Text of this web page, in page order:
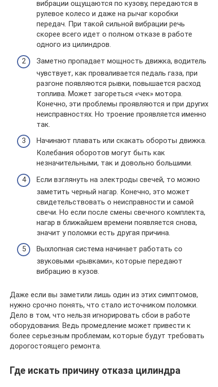
вибрации ощущаются по кузову, передаются в
рулевое колесо и даже на рычаг коробки
передач. При такой сильной вибрации речь
скорее всего идет о полном отказе в работе
одного из цилиндров.
Заметно пропадает мощность движка, водитель
чувствует, как проваливается педаль газа, при
разгоне появляются рывки, повышается расход
топлива. Может загореться «чек» мотора.
Конечно, эти проблемы проявляются и при других
неисправностях. Но троение проявляется именно
так.
Начинают плавать или скакать обороты движка.
Колебания оборотов могут быть как
незначительными, так и довольно большими.
Если взглянуть на электроды свечей, то можно
заметить черный нагар. Конечно, это может
свидетельствовать о неисправности и самой
свечи. Но если после смены свечного комплекта,
нагар в ближайшем времени появляется снова,
значит у поломки есть другая причина.
Выхлопная система начинает работать со
звуковыми «рывками», которые передают
вибрацию в кузов.
Даже если вы заметили лишь один из этих симптомов,
нужно срочно понять, что стало источником поломки.
Дело в том, что нельзя игнорировать сбои в работе
оборудования. Ведь промедление может привести к
более серьезным проблемам, которые будут требовать
дорогостоящего ремонта.
Где искать причину отказа цилиндра